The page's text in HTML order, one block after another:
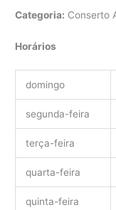
Categoria: Conserto
Horários
domingo
segunda-feira
terça-feira
quarta-feira
quinta-feira